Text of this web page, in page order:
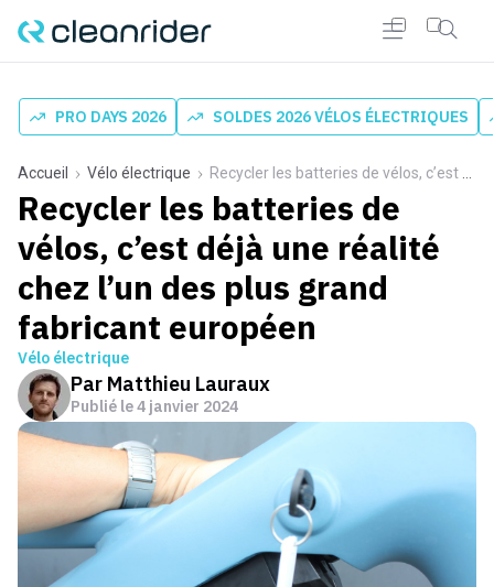
PRO DAYS 2026 SOLDES 2026 VÉLOS ÉLECTRIQUES
Accueil Vélo électrique Recycler les batteries de vélos, c’est déjà une réalité chez l’un des plus grand fabricant européen
Recycler les batteries de
vélos, c’est déjà une réalité
chez l’un des plus grand
fabricant européen
Vélo électrique
Par Matthieu Lauraux
Publié le4 janvier 2024